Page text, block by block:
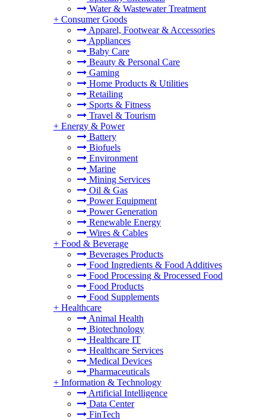
Water & Wastewater Treatment
+ Consumer Goods
Apparel, Footwear & Accessories
Appliances
Baby Care
Beauty & Personal Care
Gaming
Home Products & Utilities
Retailing
Sports & Fitness
Travel & Tourism
+ Energy & Power
Battery
Biofuels
Environment
Marine
Mining Services
Oil & Gas
Power Equipment
Power Generation
Renewable Energy
Wires & Cables
+ Food & Beverage
Beverages Products
Food Ingredients & Food Additives
Food Processing & Processed Food
Food Products
Food Supplements
+ Healthcare
Animal Health
Biotechnology
Healthcare IT
Healthcare Services
Medical Devices
Pharmaceuticals
+ Information & Technology
Artificial Intelligence
Data Center
FinTech